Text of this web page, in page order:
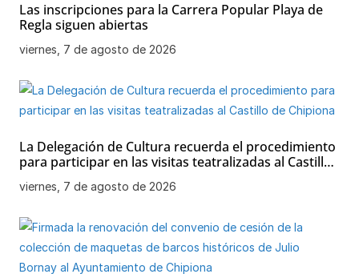
Las inscripciones para la Carrera Popular Playa de
Regla siguen abiertas
viernes, 7 de agosto de 2026
La Delegación de Cultura recuerda el procedimiento
para participar en las visitas teatralizadas al Castillo
de Chipiona
viernes, 7 de agosto de 2026